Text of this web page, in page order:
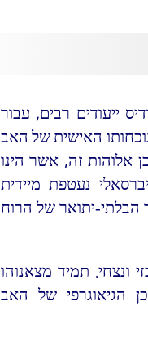
ייעודים רבים, עבור
האישית של האב
אלוהות זה, אשר הינו
נעטפת מיידית
יתואר של הרוח
ונצחי. תמיד מצאנוהו
הגיאוגרפי של האב